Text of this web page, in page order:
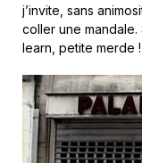
j’invite, sans
coller une
learn, petite merde !